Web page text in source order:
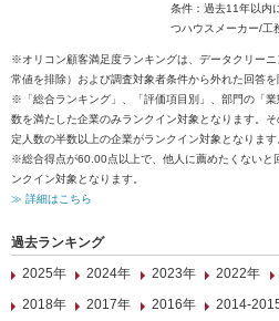
条件：過去11年以内
つハウスメーカー/工
※オリコン顧客満足度ランキングは、データクリー
常値を排除）および調査対象者条件から外れた回答を
※「総合ランキング」、「評価項目別」、部門の「
数を満たした企業のみランクイン対象となります。
定人数の半数以上の企業がランクイン対象となります
※総合得点が60.00点以上で、他人に薦めたくないと
ンクイン対象となります。
≫ 詳細はこちら
過去ランキング
2025年
2024年 2023年 2022年
2018年
2017年 2016年 2014-